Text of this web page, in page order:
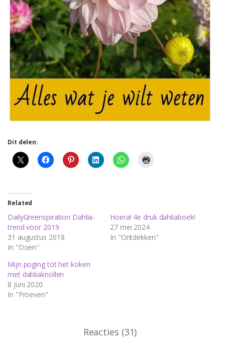
Dit delen:
Related
DailyGreenspiration Dahlia-
trend voor 2019
31 augustus 2018
In "Doen"
Hoera! 4e druk dahliaboek!
27 mei 2024
In "Ontdekken"
Mijn poging tot het koken
met dahliaknollen
8 juni 2020
In "Proeven"
Reacties (31)